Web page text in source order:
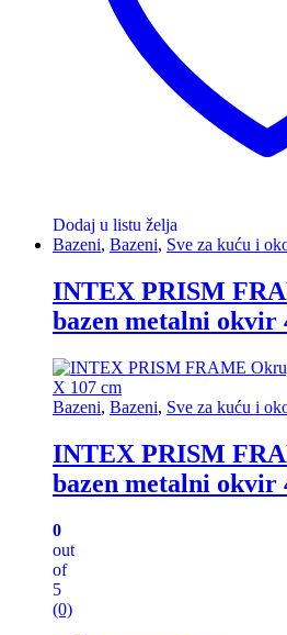
Dodaj u listu želja
Bazeni, Bazeni, Sve za kuću i
INTEX PRISM
bazen metalni okvir
Bazeni, Bazeni, Sve za kuću i
INTEX PRISM
bazen metalni okvir
0
out
of
5
(0)